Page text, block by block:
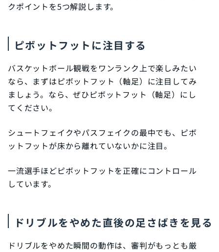
クポイントを5つ解説します。
ピボットフットに注目する
バスケットボール観戦をワンランク上で楽しみたい
なら、まずはピボットフット（軸足）に注目してみ
ましょう。なら、ぜひピボットフット（軸足）にし
てください。
シュートフェイクやパスフェイクの最中でも、ピボ
ットフットが床から離れていないかに注目。
一流選手ほどピボットフットを正確にコントロール
しています。
ドリブルをやめた直後の足さばきを見る
ドリブルをやめた瞬間の動作は、審判がもっとも厳